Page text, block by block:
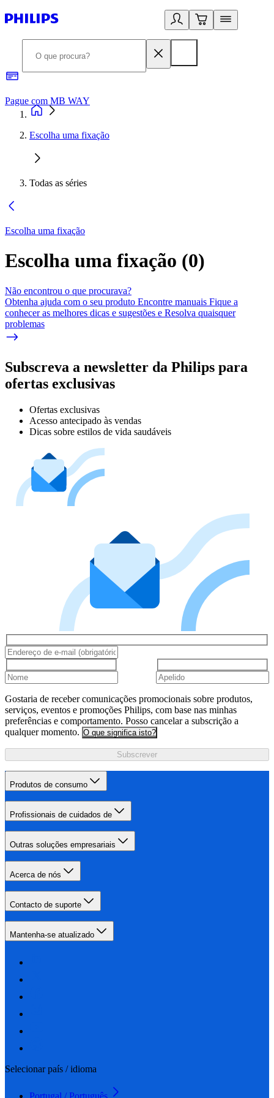
Pague com MB WAY
Escolha uma fixação
Todas as séries
Escolha uma fixação
Escolha uma fixação (0)
Não encontrou o que procurava?
Obtenha ajuda com o seu produto Encontre manuais Fique a
conhecer as melhores dicas e sugestões e Resolva quaisquer
problemas
Subscreva a newsletter da Philips para
ofertas exclusivas
Ofertas exclusivas
Acesso antecipado às vendas
Dicas sobre estilos de vida saudáveis
Gostaria de receber comunicações promocionais sobre produtos,
serviços, eventos e promoções Philips, com base nas minhas
preferências e comportamento. Posso cancelar a subscrição a
qualquer momento. O que significa isto?
Subscrever
Produtos de consumo
Profissionais de cuidados de
Outras soluções empresariais
Acerca de nós
Contacto de suporte
Mantenha-se atualizado
Selecionar país / idioma
Portugal / Português